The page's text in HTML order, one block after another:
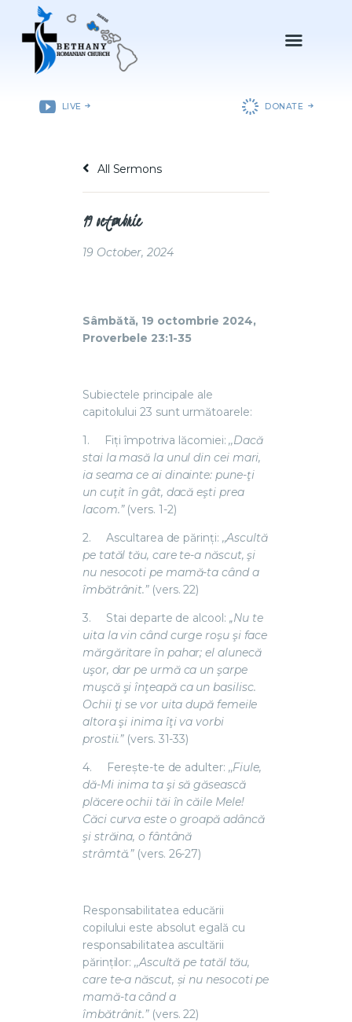
LIVE DONATE
ACASǍ
RESURSE
CONTACT
All Sermons
19 octombrie
19 October, 2024
Sâmbătă, 19 octombrie 2024,
Proverbele 23:1-35
Subiectele principale ale
capitolului 23 sunt următoarele:
1.
Fiți împotriva lăcomiei:,,Dacă
stai la masă la unul din cei mari,
ia seama ce ai dinainte: pune-ţi
un cuţit în gât, dacă eşti prea
lacom.”(vers. 1-2)
2.
Ascultarea de părinți: ,,Ascultă
pe tatăl tău, care te-a născut, şi
nu nesocoti pe mamă-ta când a
îmbătrânit.”(vers. 22)
3.
Stai departe de alcool: ,,Nu te
uita la vin când curge roşu şi face
mărgăritare în pahar; el alunecă
uşor, dar pe urmă ca un şarpe
muşcă şi înţeapă ca un basilisc.
Ochii ţi se vor uita după femeile
altora şi inima îţi va vorbi
prostii.”(vers. 31-33)
4.
Ferește-te de adulter: ,,Fiule,
dă-Mi inima ta şi să găsească
plăcere ochii tăi în căile Mele!
Căci curva este o groapă adâncă
şi străina, o fântână
strâmtă.”(vers. 26-27)
Responsabilitatea educării
copilului este absolut egală cu
responsabilitatea ascultării
părinților:,,Ascultă pe tatăl tău,
care te-a născut, şi nu nesocoti pe
mamă-ta când a
îmbătrânit.”(vers. 22)